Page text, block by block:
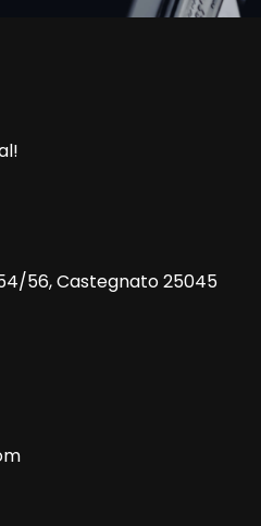
56, Castegnato 25045